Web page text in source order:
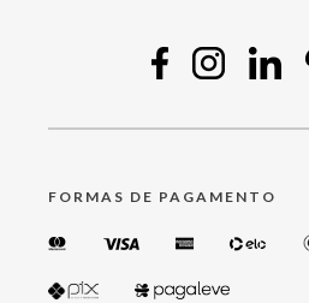
FORMAS DE PAGAMENTO